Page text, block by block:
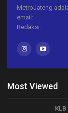
MetroJateng
email:
Redaksi:
Most Viewed